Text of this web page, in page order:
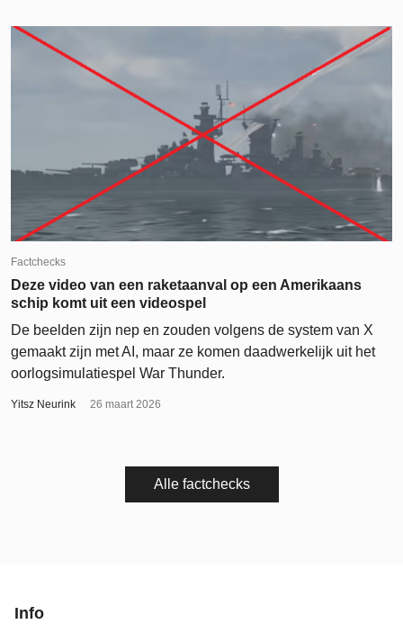
Factchecks
Deze video van een raketaanval op een Amerikaans
schip komt uit een videospel
De beelden zijn nep en zouden volgens de system van X
gemaakt zijn met AI, maar ze komen daadwerkelijk uit het
oorlogsimulatiespel War Thunder.
Yitsz Neurink 26 maart 2026
Alle factchecks
Info